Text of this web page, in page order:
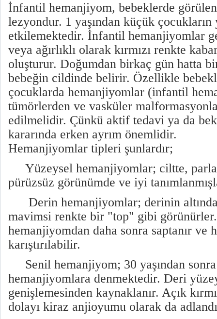
İnfantil hemanjiyom, bebeklerde
lezyondur. 1 yaşından küçük
etkilemektedir. İnfantil hemanjiyomlar
veya ağırlıklı olarak kırmızı renkte
oluşturur. Doğumdan birkaç gün hatta
bebeğin cildinde belirir. Özellikle
çocuklarda hemanjiyomlar (infantil
tümörlerden ve vasküler
edilmelidir. Çünkü aktif tedavi ya da
kararında erken ayrım önemlidir.
Hemanjiyomlar tipleri şunlardır;
Yüzeysel hemanjiyomlar; ciltte,
pürüzsüz görünümde ve iyi
Derin hemanjiyomlar; derinin
mavimsi renkte bir "top" gibi
hemanjiyomdan daha sonra saptanır ve
karıştırılabilir.
Senil hemanjiyom; 30 yaşından
hemanjiyomlara denmektedir. Deri
genişlemesinden kaynaklanır. Açık
dolayı kiraz anjioyumu olarak da